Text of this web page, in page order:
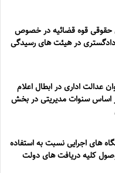
حقوقی قوه قضائیه در خصوص
در هیئت های رسیدگی
عدالت اداری در ابطال اعلام
اساس سنوات مدیریتی در بخش
های اجرایی نسبت به استفاده
وصول کلیه دریافت های دولت